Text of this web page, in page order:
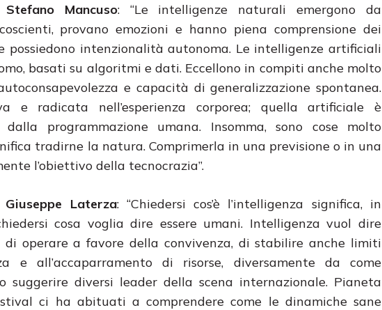
Stefano Mancuso: “Le intelligenze naturali emergono da
provano emozioni e hanno piena comprensione dei
possiedono intenzionalità autonoma. Le intelligenze artificiali
basati su algoritmi e dati. Eccellono in compiti anche molto
e capacità di generalizzazione spontanea.
e radicata nell’esperienza corporea; quella artificiale è
programmazione umana. Insomma, sono cose molto
tradirne la natura. Comprimerla in una previsione o in una
l’obiettivo della tecnocrazia”.
Giuseppe Laterza: “Chiedersi cos’è l’intelligenza significa, in
cosa voglia dire essere umani. Intelligenza vuol dire
di operare a favore della convivenza, di stabilire anche limiti
e all’accaparramento di risorse, diversamente da come
suggerire diversi leader della scena internazionale. Pianeta
ci ha abituati a comprendere come le dinamiche sane